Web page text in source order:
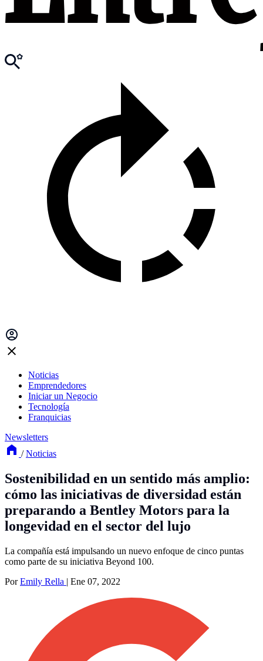
Noticias
Emprendedores
Iniciar un Negocio
Tecnología
Franquicias
Newsletters
/ Noticias
Sostenibilidad en un sentido más amplio:
cómo las iniciativas de diversidad están
preparando a Bentley Motors para la
longevidad en el sector del lujo
La compañía está impulsando un nuevo enfoque de cinco puntas
como parte de su iniciativa Beyond 100.
PorEmily Rella | Ene 07, 2022